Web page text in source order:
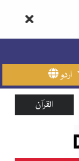
اردو
القرآن